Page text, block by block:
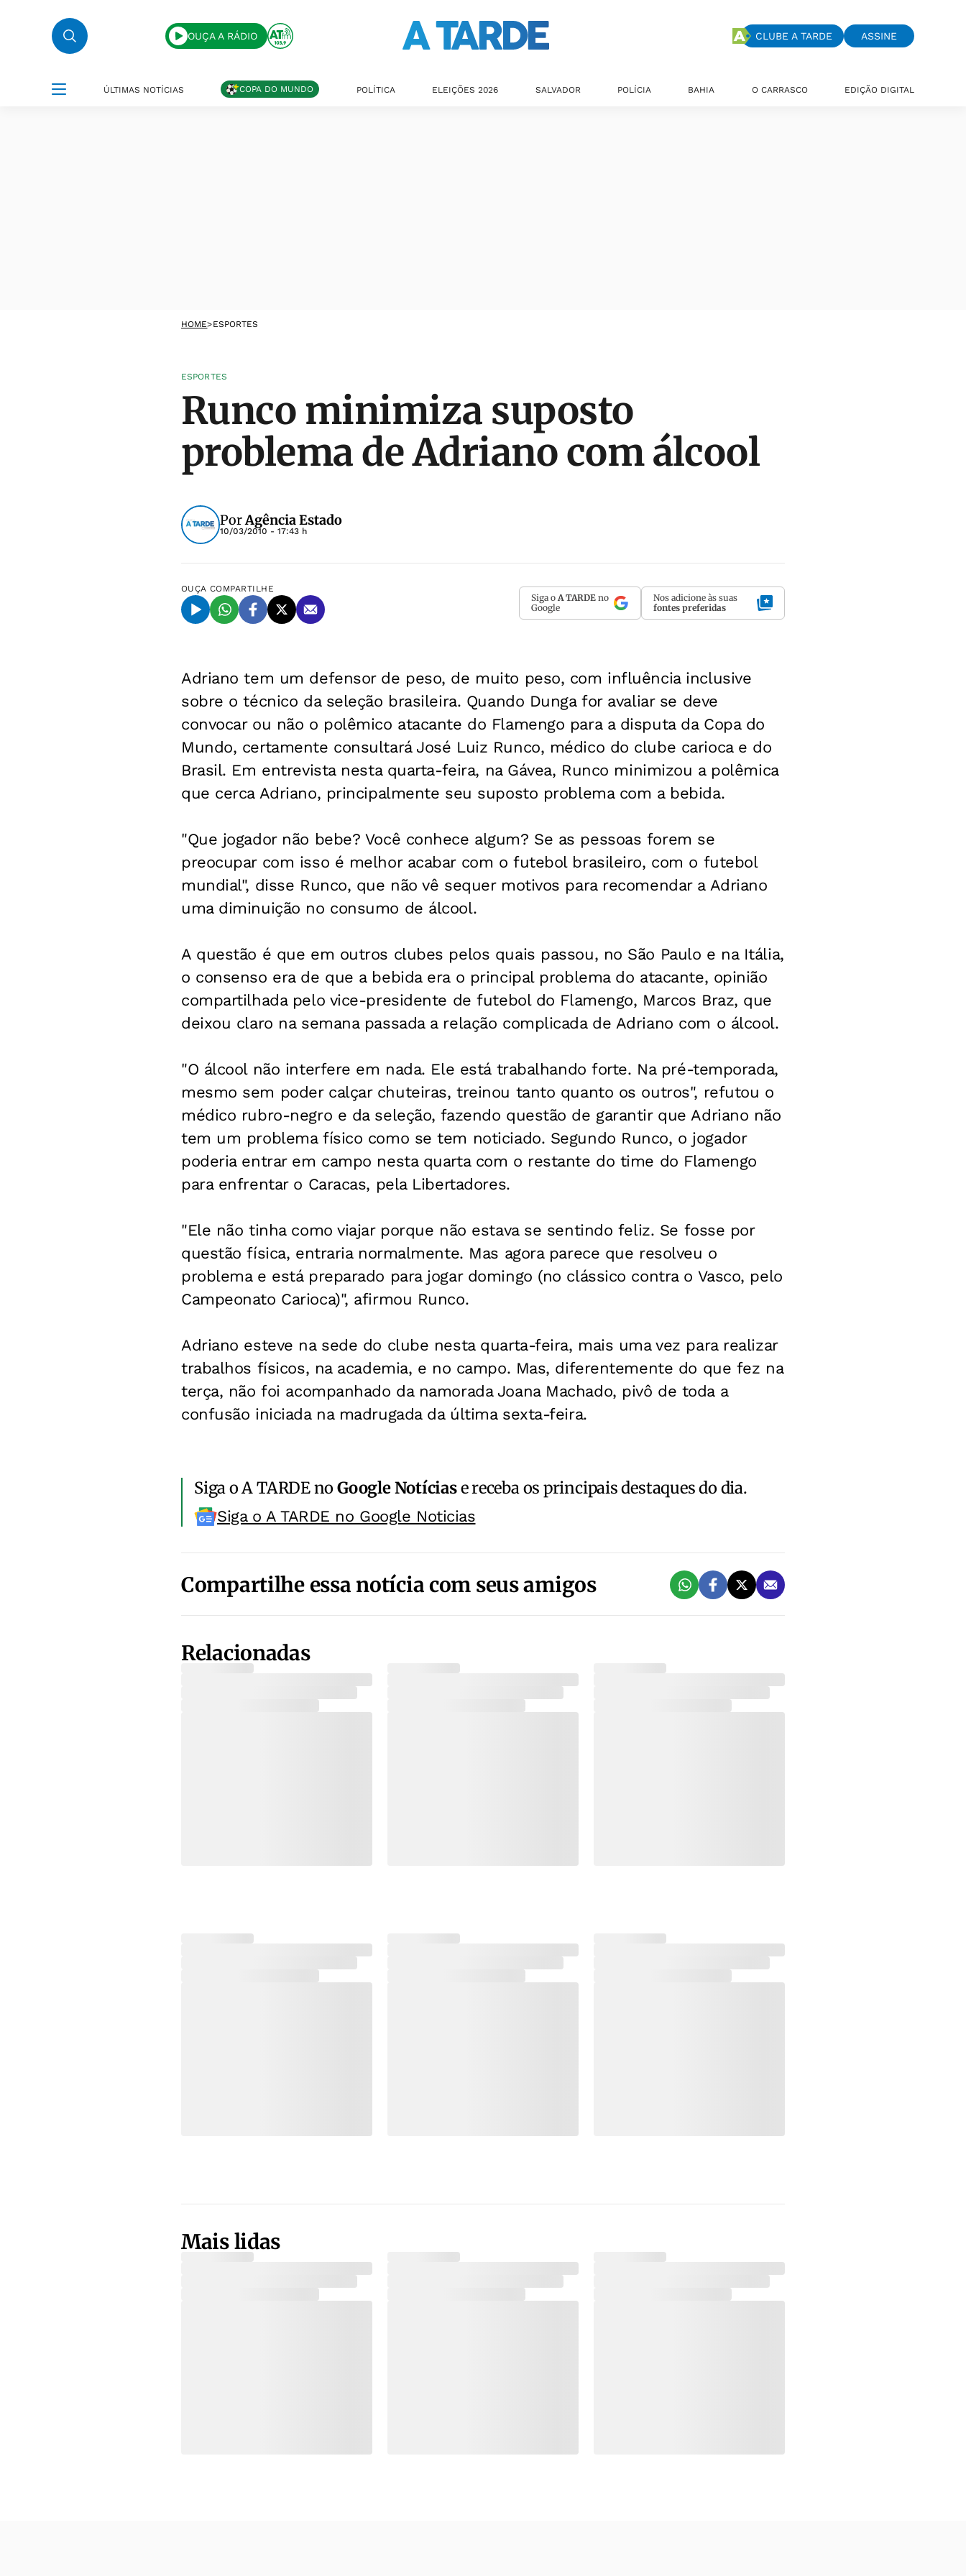
OUÇA A RÁDIO CLUBE A TARDE ASSINE
ÚLTIMAS NOTÍCIAS COPA DO MUNDO POLÍTICA ELEIÇÕES 2026 SALVADOR POLÍCIA BAHIA O CARRASCO EDIÇÃO DIGITAL
HOME>ESPORTES
ESPORTES
Runco minimiza suposto
problema de Adriano com álcool
PorAgência Estado
10/03/2010 - 17:43 h
OUÇA COMPARTILHE
Siga o A TARDE no
Google
Nos adicione às suas
fontes preferidas
Adriano tem um defensor de peso, de muito peso, com influência inclusive
sobre o técnico da seleção brasileira. Quando Dunga for avaliar se deve
convocar ou não o polêmico atacante do Flamengo para a disputa da Copa do
Mundo, certamente consultará José Luiz Runco, médico do clube carioca e do
Brasil. Em entrevista nesta quarta-feira, na Gávea, Runco minimizou a polêmica
que cerca Adriano, principalmente seu suposto problema com a bebida.
"Que jogador não bebe? Você conhece algum? Se as pessoas forem se
preocupar com isso é melhor acabar com o futebol brasileiro, com o futebol
mundial", disse Runco, que não vê sequer motivos para recomendar a Adriano
uma diminuição no consumo de álcool.
A questão é que em outros clubes pelos quais passou, no São Paulo e na Itália,
o consenso era de que a bebida era o principal problema do atacante, opinião
compartilhada pelo vice-presidente de futebol do Flamengo, Marcos Braz, que
deixou claro na semana passada a relação complicada de Adriano com o álcool.
"O álcool não interfere em nada. Ele está trabalhando forte. Na pré-temporada,
mesmo sem poder calçar chuteiras, treinou tanto quanto os outros", refutou o
médico rubro-negro e da seleção, fazendo questão de garantir que Adriano não
tem um problema físico como se tem noticiado. Segundo Runco, o jogador
poderia entrar em campo nesta quarta com o restante do time do Flamengo
para enfrentar o Caracas, pela Libertadores.
"Ele não tinha como viajar porque não estava se sentindo feliz. Se fosse por
questão física, entraria normalmente. Mas agora parece que resolveu o
problema e está preparado para jogar domingo (no clássico contra o Vasco, pelo
Campeonato Carioca)", afirmou Runco.
Adriano esteve na sede do clube nesta quarta-feira, mais uma vez para realizar
trabalhos físicos, na academia, e no campo. Mas, diferentemente do que fez na
terça, não foi acompanhado da namorada Joana Machado, pivô de toda a
confusão iniciada na madrugada da última sexta-feira.
Siga o A TARDE noGoogle Notíciase receba os principais destaques do dia.
Siga o A TARDE no Google Noticias
Compartilhe essa notícia com seus amigos
Relacionadas
Mais lidas